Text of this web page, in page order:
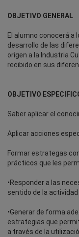
OBJETIVO GENERAL
El alumno conocerá a
desarrollo de las
origen a la Industria
recibido en sus
OBJETIVO
Saber aplicar el
Aplicar acciones
Formar estrategas
prácticos que les
•Responder a las
sentido de la
•Generar de forma
estrategias que
a través de la